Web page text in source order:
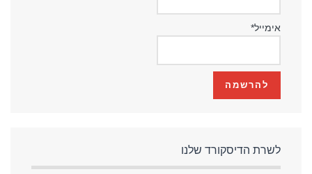
אימייל*
לשרת הדיסקורד שלנו